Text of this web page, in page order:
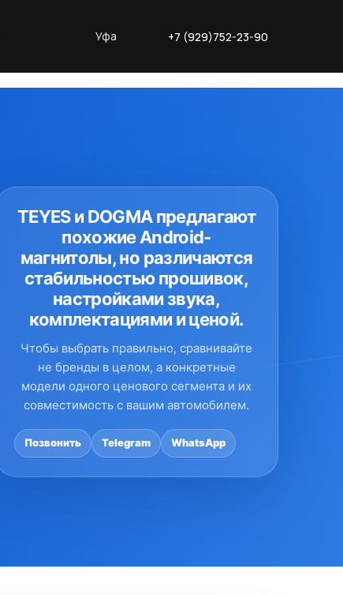
Уфа +7 (929)752-23-90
TEYES и DOGMA предлагают
похожие Android-
магнитолы, но различаются
стабильностью прошивок,
настройками звука,
комплектациями и ценой.
Чтобы выбрать правильно, сравнивайте
не бренды в целом, а конкретные
модели одного ценового сегмента и их
совместимость с вашим автомобилем.
Позвонить Telegram WhatsApp